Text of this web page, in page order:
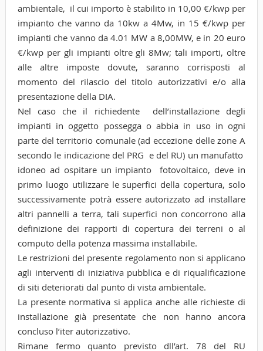
ambientale, il cui importo è stabilito in 10,00 €/kwp per
impianto che vanno da 10kw a 4Mw, in 15 €/kwp per
impianti che vanno da 4.01 MW a 8,00MW, e in 20 euro
€/kwp per gli impianti oltre gli 8Mw; tali importi, oltre
alle altre imposte dovute, saranno corrisposti al
momento del rilascio del titolo autorizzativi e/o alla
presentazione della DIA.
Nel caso che il richiedente dell’installazione degli
impianti in oggetto possegga o abbia in uso in ogni
parte del territorio comunale (ad eccezione delle zone A
secondo le indicazione del PRG e del RU) un manufatto
idoneo ad ospitare un impianto fotovoltaico, deve in
primo luogo utilizzare le superfici della copertura, solo
successivamente potrà essere autorizzato ad installare
altri pannelli a terra, tali superfici non concorrono alla
definizione dei rapporti di copertura dei terreni o al
computo della potenza massima installabile.
Le restrizioni del presente regolamento non si applicano
agli interventi di iniziativa pubblica e di riqualificazione
di siti deteriorati dal punto di vista ambientale.
La presente normativa si applica anche alle richieste di
installazione già presentate che non hanno ancora
concluso l’iter autorizzativo.
Rimane fermo quanto previsto dll’art. 78 del RU